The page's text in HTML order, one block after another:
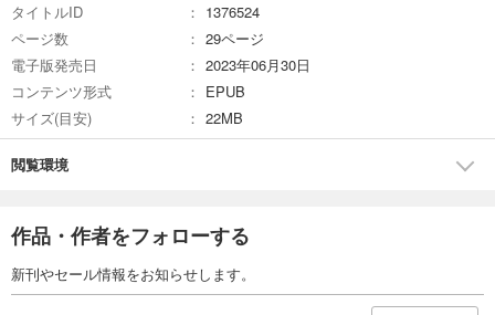
タイトルID
1376524
ページ数
29ページ
電子版発売日
2023年06月30日
コンテンツ形式
EPUB
サイズ(目安)
22MB
閲覧環境
作品・作者をフォローする
新刊やセール情報をお知らせします。